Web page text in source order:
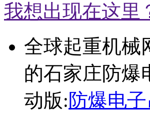
我想出现在这里
全球起重机械
的石家庄防爆
动版:防爆电